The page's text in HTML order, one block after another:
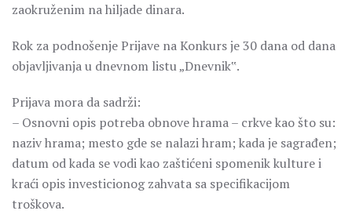
zaokruženim na hiljade dinara.
Rok za podnošenje Prijave na Konkurs je 30 dana od dana
objavljivanja u dnevnom listu „Dnevnik‟.
Prijava mora da sadrži:
– Osnovni opis potreba obnove hrama – crkve kao što su:
naziv hrama; mesto gde se nalazi hram; kada je sagrađen;
datum od kada se vodi kao zaštićeni spomenik kulture i
kraći opis investicionog zahvata sa specifikacijom
troškova.